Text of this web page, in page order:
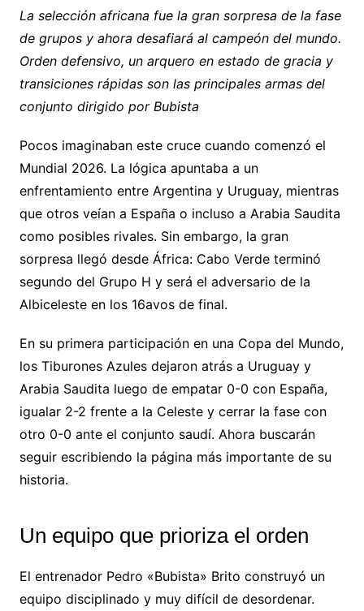
p
y
Li
n
ai
l
at
s
A
p
e
gr
a
m
c
e
b
o
k
s
s
e
n
er
m
p
ar
tir
La selección africana fue la gran sorpresa de la fase
de grupos y ahora desafiará al campeón del mundo.
Orden defensivo, un arquero en estado de gracia y
transiciones rápidas son las principales armas del
conjunto dirigido por Bubista
Pocos imaginaban este cruce cuando comenzó el
Mundial 2026. La lógica apuntaba a un
enfrentamiento entre Argentina y Uruguay, mientras
que otros veían a España o incluso a Arabia Saudita
como posibles rivales. Sin embargo, la gran
sorpresa llegó desde África: Cabo Verde terminó
segundo del Grupo H y será el adversario de la
Albiceleste en los 16avos de final.
En su primera participación en una Copa del Mundo,
los Tiburones Azules dejaron atrás a Uruguay y
Arabia Saudita luego de empatar 0-0 con España,
igualar 2-2 frente a la Celeste y cerrar la fase con
otro 0-0 ante el conjunto saudí. Ahora buscarán
seguir escribiendo la página más importante de su
historia.
Un equipo que prioriza el orden
El entrenador Pedro «Bubista» Brito construyó un
equipo disciplinado y muy difícil de desordenar.